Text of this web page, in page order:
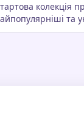
курсора,
колекція
та
курсора, які
слова: